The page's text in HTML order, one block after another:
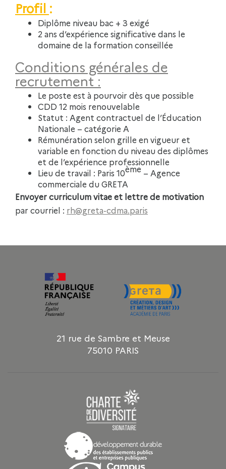
Profil :
Diplôme niveau bac + 3 exigé
2 ans d’expérience significative dans le
domaine de la formation conseillée
Conditions générales de
recrutement :
Le poste est à pourvoir dès que possible
CDD 12 mois renouvelable
Statut : Agent contractuel de l’Éducation
Nationale – catégorie A
Rémunération selon grille en vigueur et
variable en fonction du niveau des diplômes
et de l’expérience professionnelle
Lieu de travail : Paris 10ème– Agence
commerciale du GRETA
Envoyer curriculum vitae et lettre de motivation
par courriel : rh@greta-cdma.paris
21 rue de Sambre et Meuse
75010 PARIS